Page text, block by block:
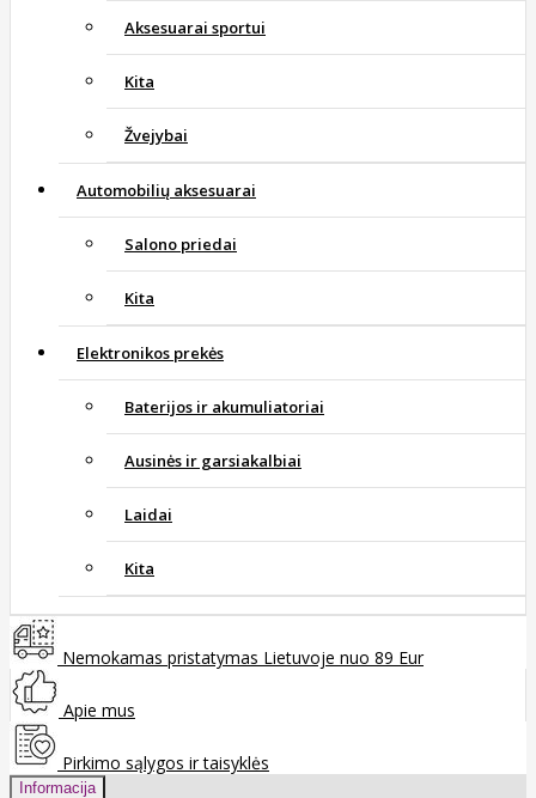
Aksesuarai sportui
Kita
Žvejybai
Automobilių aksesuarai
Salono priedai
Kita
Elektronikos prekės
Baterijos ir akumuliatoriai
Ausinės ir garsiakalbiai
Laidai
Kita
Nemokamas pristatymas Lietuvoje nuo 89 Eur
Apie mus
Pirkimo sąlygos ir taisyklės
Informacija